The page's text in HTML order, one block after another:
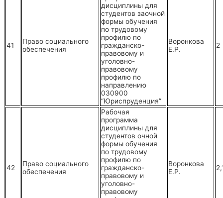
41
Право социального
обеспечения
дисциплины для
студентов заочной
формы обучения
по трудовому
профилю по
гражданско-
правовому и
уголовно-
правовому
профилю по
направлению
030900
“Юриспруденция”
Воронкова
Е.Р.
2
42
Право социального
обеспечения
Рабочая
программа
дисциплины для
студентов очной
формы обучения
по трудовому
профилю по
гражданско-
правовому и
уголовно-
правовому
Воронкова
Е.Р.